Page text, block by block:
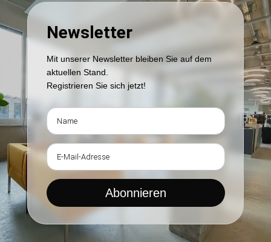
Newsletter
Mit unserer Newsletter bleiben Sie auf dem
aktuellen Stand.
Registrieren Sie sich jetzt!
Abonnieren